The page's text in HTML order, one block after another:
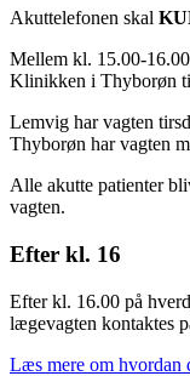
Akuttelefonen skal
Mellem kl. 15.00-
Klinikken i Thyborøn
Lemvig har vagten
Thyborøn har vagten
Alle akutte patienter
vagten.
Efter kl. 16
Efter kl. 16.00 på
lægevagten kontaktes
Læs mere om hvordan